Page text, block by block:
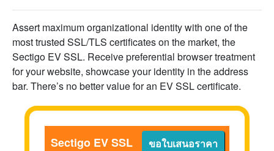
Assert maximum organizational identity with one of the
most trusted SSL/TLS certificates on the market, the
Sectigo EV SSL. Receive preferential browser treatment
for your website, showcase your identity in the address
bar. There’s no better value for an EV SSL certificate.
ขอใบเสนอราคา
Sectigo EV SSL